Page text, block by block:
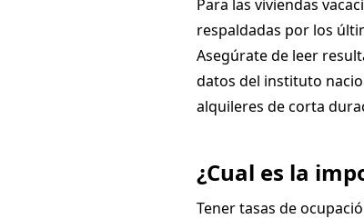
Para las viviendas
respaldadas por los
Asegúrate de leer
datos del instituto
alquileres de corta
¿Cual es la
Tener tasas de